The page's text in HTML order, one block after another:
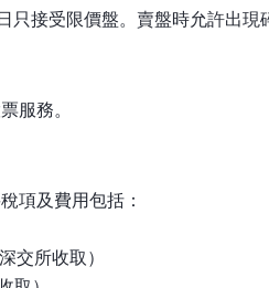
接受限價盤。賣盤時允許出現
服務。
項及費用包括：
交所收取）